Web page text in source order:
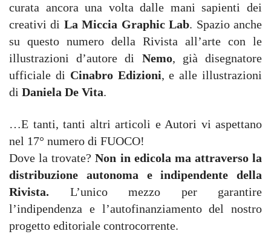
curata ancora una volta dalle mani sapienti dei
creativi di La Miccia Graphic Lab. Spazio anche
su questo numero della Rivista all’arte con le
illustrazioni d’autore di Nemo, già disegnatore
ufficiale di Cinabro Edizioni, e alle illustrazioni
di Daniela De Vita.
…E tanti, tanti altri articoli e Autori vi aspettano
nel 17° numero di FUOCO!
Dove la trovate?Non in edicola ma attraverso la
distribuzione autonoma e indipendente della
Rivista. L’unico mezzo per garantire
l’indipendenza e l’autofinanziamento del nostro
progetto editoriale controcorrente.